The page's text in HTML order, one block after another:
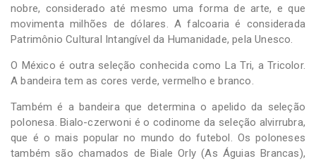
nobre, considerado até mesmo uma forma de arte, e que
movimenta milhões de dólares. A falcoaria é considerada
Patrimônio Cultural Intangível da Humanidade, pela Unesco.
O México é outra seleção conhecida como La Tri, a Tricolor.
A bandeira tem as cores verde, vermelho e branco.
Também é a bandeira que determina o apelido da seleção
polonesa. Bialo-czerwoni é o codinome da seleção alvirrubra,
que é o mais popular no mundo do futebol. Os poloneses
também são chamados de Biale Orly (As Águias Brancas),